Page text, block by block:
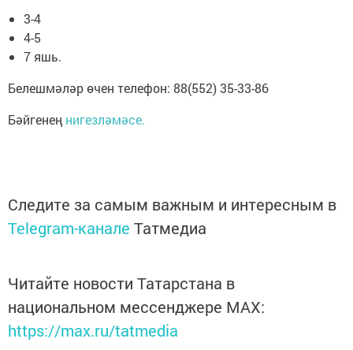
3-4
4-5
7 яшь.
Белешмәләр өчен телефон: 88(552) 35-33-86
Бәйгенең нигезләмәсе.
Следите за самым важным и интересным в
Telegram-канале Татмедиа
Читайте новости Татарстана в
национальном мессенджере MАХ:
https://max.ru/tatmedia